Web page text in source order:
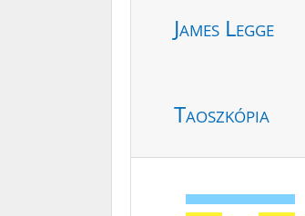
James Legge
Taoszkópia